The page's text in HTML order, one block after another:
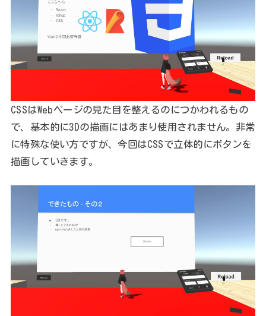
CSSはWebページの見た目を整えるのにつかわれるもの
で、基本的に3Dの描画にはあまり使用されません。非常
に特殊な使い方ですが、今回はCSSで立体的にボタンを
描画していきます。